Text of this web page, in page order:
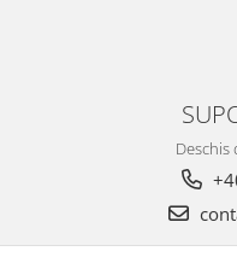
Deschis